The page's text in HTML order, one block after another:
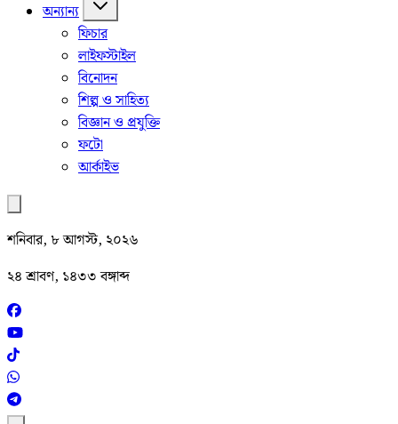
অন্যান্য
ফিচার
লাইফস্টাইল
বিনোদন
শিল্প ও সাহিত্য
বিজ্ঞান ও প্রযুক্তি
ফটো
আর্কাইভ
শনিবার, ৮ আগস্ট, ২০২৬
২৪ শ্রাবণ, ১৪৩৩ বঙ্গাব্দ